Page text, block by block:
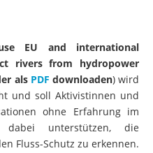
EU and international
rivers from hydropower
als PDF downloaden) wird
und soll Aktivistinnen und
ohne Erfahrung im
dabei unterstützen, die
Fluss-Schutz zu erkennen.